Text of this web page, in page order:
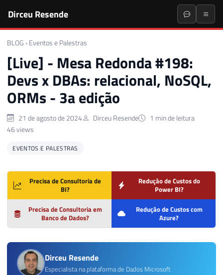
Dirceu Resende
BLOG › Eventos e Palestras
[Live] - Mesa Redonda #198:
Devs x DBAs: relacional, NoSQL,
ORMs - 3a edição
21 de agosto de 2024 Dirceu Resende
1 min de leitura
46 views
EVENTOS E PALESTRAS
Precisa de Consultoria de
BI?
Redução de Custos do
Power BI?
Precisa de Consultoria em
Banco de Dados?
Redução de Custos com
Azure?
Dirceu Resende
Especialista na plataforma de Dados Microsoft